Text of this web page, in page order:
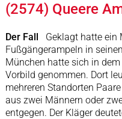
(2574) Queere
Der Fall
Geklagt hatte ein
Fußgängerampeln in
München hatte sich in
Vorbild genommen. Dort
mehreren Standorten
aus zwei Männern oder
entgegen. Der Kläger